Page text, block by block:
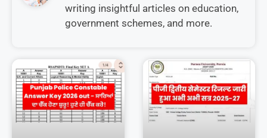
writing insightful articles on education,
government schemes, and more.